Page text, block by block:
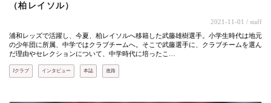
（柏レイソル）
2021-11-01 / staff
浦和レッズで活躍し、今夏、柏レイソルへ移籍した武藤雄樹選手。小学生時代は地元
の少年団に所属、中学ではクラブチームへ。そこで武藤選手に、クラブチームを選ん
だ理由やセレクションについて、中学時代に培ったこ…
Jクラブ インタビュー 本誌 進路